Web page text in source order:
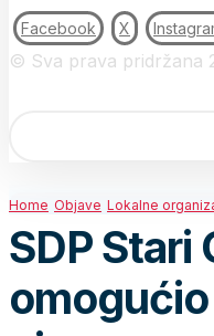
Facebook X
© Sva prava pridržana
Home Objave Lokalne
SDP Stari